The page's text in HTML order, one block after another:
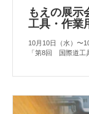
もえの展示
工具・作業
10月10日（水）〜
「第8回 国際道工